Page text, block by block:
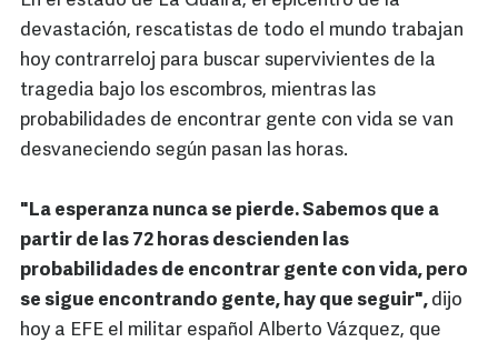
devastación, rescatistas de todo el mundo trabajan
hoy contrarreloj para buscar supervivientes de la
tragedia bajo los escombros, mientras las
probabilidades de encontrar gente con vida se van
desvaneciendo según pasan las horas.
"La esperanza nunca se pierde. Sabemos que a
partir de las 72 horas descienden las
probabilidades de encontrar gente con vida, pero
se sigue encontrando gente, hay que seguir", dijo
hoy a EFE el militar español Alberto Vázquez, que